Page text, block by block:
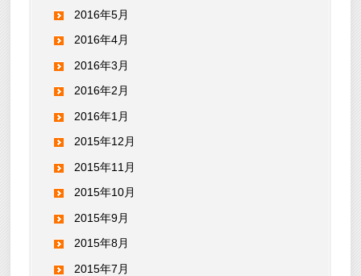
2016年5月
2016年4月
2016年3月
2016年2月
2016年1月
2015年12月
2015年11月
2015年10月
2015年9月
2015年8月
2015年7月